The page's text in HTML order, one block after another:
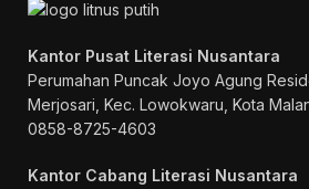
Kantor Pusat Literasi Nusantara
Perumahan Puncak Joyo Agung
Merjosari, Kec. Lowokwaru, Kota
0858-8725-4603
Kantor Cabang Literasi Nusantara